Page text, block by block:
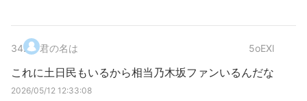
34. 君の名は 5oEXl
これに土日民もいるから相当乃木坂ファンいるんだな
2026/05/12 12:33:08